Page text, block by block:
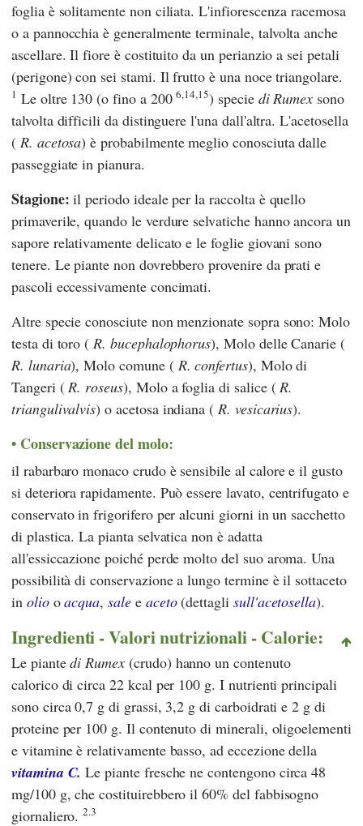
foglia è solitamente non ciliata. L'infiorescenza racemosa
o a pannocchia è generalmente terminale, talvolta anche
ascellare. Il fiore è costituito da un perianzio a sei petali
(perigone) con sei stami. Il frutto è una noce triangolare.
1 Le oltre 130 (o fino a 2006,14,15) specie di Rumex sono
talvolta difficili da distinguere l'una dall'altra. L'acetosella
( R. acetosa) è probabilmente meglio conosciuta dalle
passeggiate in pianura.
Stagione: il periodo ideale per la raccolta è quello
primaverile, quando le verdure selvatiche hanno ancora un
sapore relativamente delicato e le foglie giovani sono
tenere. Le piante non dovrebbero provenire da prati e
pascoli eccessivamente concimati.
Altre specie conosciute non menzionate sopra sono: Molo
testa di toro (R. bucephalophorus), Molo delle Canarie (
R. lunaria), Molo comune ( R. confertus), Molo di
Tangeri (R. roseus), Molo a foglia di salice (R.
triangulivalvis) o acetosa indiana (R. vesicarius).
Conservazione del molo:
il rabarbaro monaco crudo è sensibile al calore e il gusto
si deteriora rapidamente. Può essere lavato, centrifugato e
conservato in frigorifero per alcuni giorni in un sacchetto
di plastica. La pianta selvatica non è adatta
all'essiccazione poiché perde molto del suo aroma. Una
possibilità di conservazione a lungo termine è il sottaceto
in oliooacqua,salee aceto(dettagli sull'acetosella).
Ingredienti - Valori nutrizionali - Calorie:
Le piantedi Rumex (crudo) hanno un contenuto
calorico di circa 22 kcal per 100 g. I nutrienti principali
sono circa 0,7 g di grassi, 3,2 g di carboidrati e 2 g di
proteine per 100 g. Il contenuto di minerali, oligoelementi
e vitamine è relativamente basso, ad eccezione della
vitamina C. Le piante fresche ne contengono circa 48
mg/100 g, che costituirebbero il 60% del fabbisogno
giornaliero.2.3